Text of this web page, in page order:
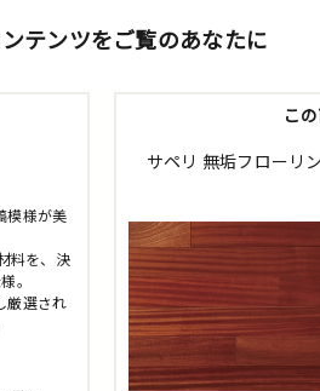
テンツをご覧のあなたに
模様が美
料を、決
。
厳選され
こ
サペリ 無垢フローリ